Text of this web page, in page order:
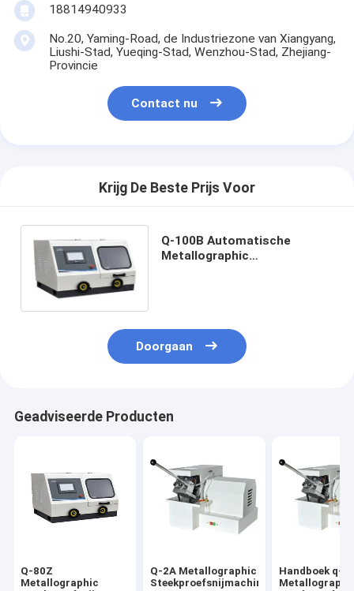
18814940933
No.20, Yaming-Road, de Industriezone van Xiangyang,
Liushi-Stad, Yueqing-Stad, Wenzhou-Stad, Zhejiang-
Provincie
Contact nu
Krijg De Beste Prijs Voor
Q-100B Automatische
Metallographic
Doorgaan
Geadviseerde Producten
Q-80Z
Metallographic
Q-2A Metallographic
Steekproefsnijmachine
Handboek q-2